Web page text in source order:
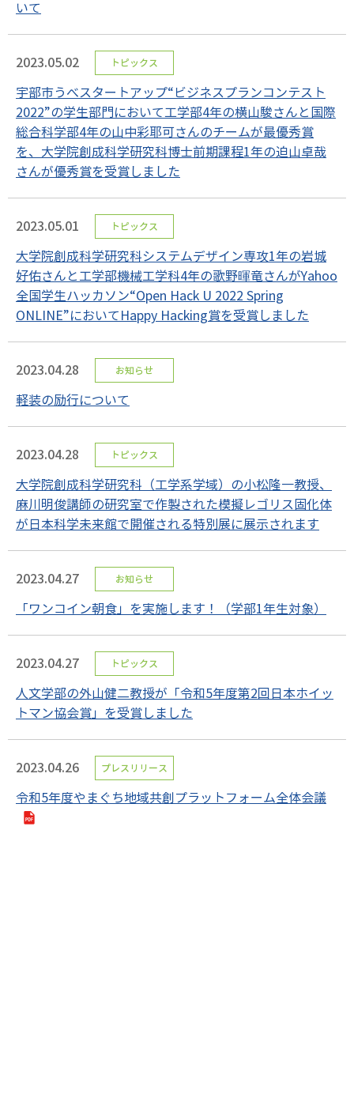
いて
2023.05.02 トピックス
宇部市うべスタートアップ“ビジネスプランコンテスト
2022”の学生部門において工学部4年の横山駿さんと国際
総合科学部4年の山中彩耶可さんのチームが最優秀賞
を、大学院創成科学研究科博士前期課程1年の迫山卓哉
さんが優秀賞を受賞しました
2023.05.01 トピックス
大学院創成科学研究科システムデザイン専攻1年の岩城
好佑さんと工学部機械工学科4年の歌野暉竜さんがYahoo
全国学生ハッカソン“Open Hack U 2022 Spring
ONLINE”においてHappy Hacking賞を受賞しました
2023.04.28 お知らせ
軽装の励行について
2023.04.28 トピックス
大学院創成科学研究科（工学系学域）の小松隆一教授、
麻川明俊講師の研究室で作製された模擬レゴリス固化体
が日本科学未来館で開催される特別展に展示されます
2023.04.27 お知らせ
「ワンコイン朝食」を実施します！（学部1年生対象）
2023.04.27 トピックス
人文学部の外山健二教授が「令和5年度第2回日本ホイッ
トマン協会賞」を受賞しました
2023.04.26 プレスリリース
令和5年度やまぐち地域共創プラットフォーム全体会議